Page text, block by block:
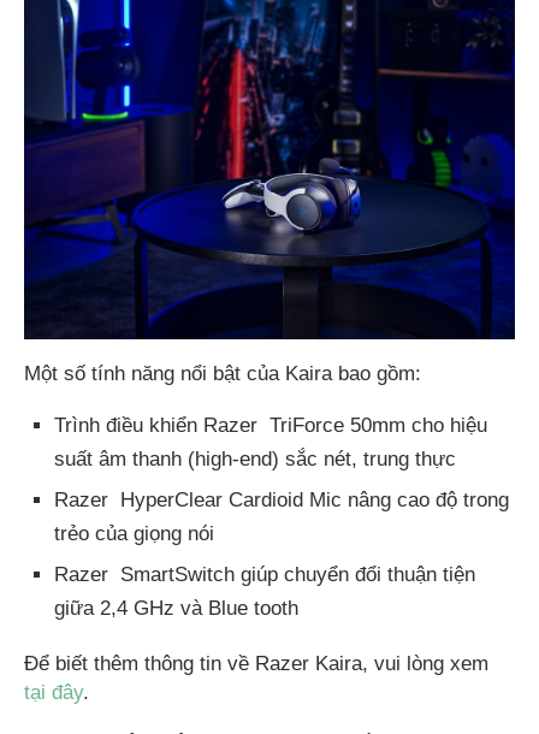
Một số tính năng nổi bật của Kaira bao gồm:
Trình điều khiển Razer TriForce 50mm cho hiệu
suất âm thanh (high-end) sắc nét, trung thực
Razer HyperClear Cardioid Mic nâng cao độ trong
trẻo của giọng nói
Razer SmartSwitch giúp chuyển đổi thuận tiện
giữa 2,4 GHz và Blue tooth
Để biết thêm thông tin về Razer Kaira, vui lòng xem
tại đây.